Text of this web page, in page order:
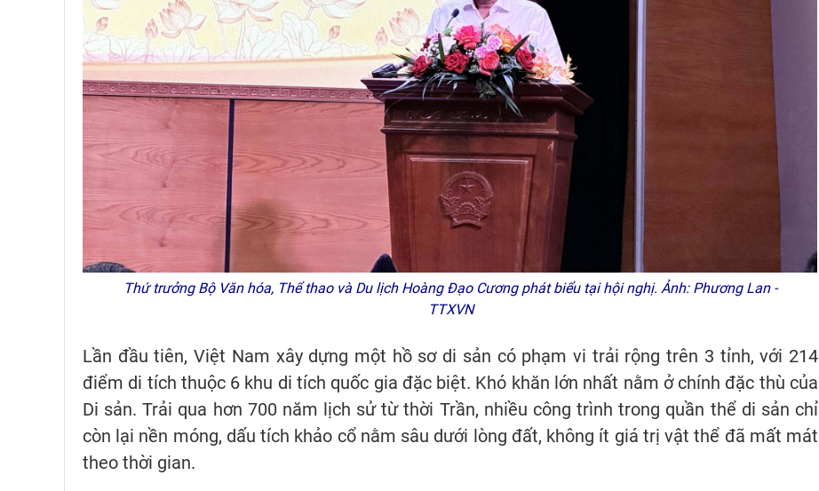
Thứ trưởng Bộ Văn hóa, Thể thao và Du lịch Hoàng Đạo Cương phát biểu tại hội nghị. Ảnh: Phương Lan -
TTXVN
Lần đầu tiên, Việt Nam xây dựng một hồ sơ di sản có phạm vi trải rộng trên 3 tỉnh, với 214
điểm di tích thuộc 6 khu di tích quốc gia đặc biệt. Khó khăn lớn nhất nằm ở chính đặc thù của
Di sản. Trải qua hơn 700 năm lịch sử từ thời Trần, nhiều công trình trong quần thể di sản chỉ
còn lại nền móng, dấu tích khảo cổ nằm sâu dưới lòng đất, không ít giá trị vật thể đã mất mát
theo thời gian.